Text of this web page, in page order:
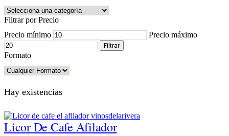
Filtrar por Precio
Precio mínimo
Precio máximo
Filtrar
Formato
Hay existencias
Licor De Cafe Afilador